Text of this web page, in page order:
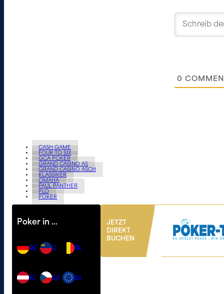
0
CASH GAME
FOUR TO SIX
GCA POKER
GRAND CASINO AS
GRAND CASINO ASCH
KLASSIKER
OMAHA
PAUL PANTHER
PLO
POKER
Poker in …
DE
AT
LI
CZ
BE
EU
JETZT
DIREKT
BUCHEN